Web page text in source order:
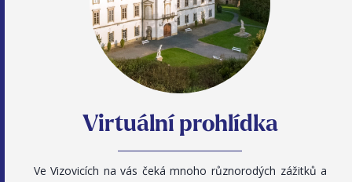
Virtuální prohlídka
Ve Vizovicích na vás čeká mnoho různorodých zážitků a